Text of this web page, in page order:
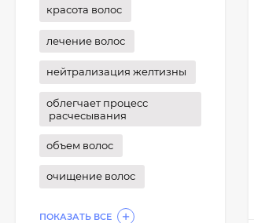
красота волос
лечение волос
нейтрализация желтизны
облегчает процесс
расчесывания
объем волос
очищение волос
ПОКАЗАТЬ ВСЕ